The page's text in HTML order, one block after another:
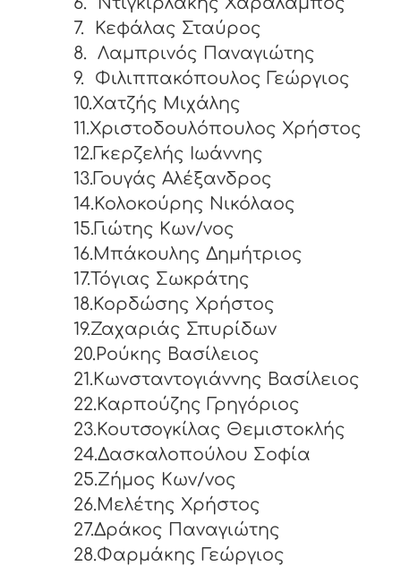
7.
Κεφάλας Σταύρος
8.
Λαμπρινός Παναγιώτης
9.
Φιλιππακόπουλος Γεώργιος
10.Χατζής Μιχάλης
11.Χριστοδουλόπουλος Χρήστος
12.Γκερζελής Ιωάννης
13.Γουγάς Αλέξανδρος
14.Κολοκούρης Νικόλαος
15.Γιώτης Κων/νος
16.Μπάκουλης Δημήτριος
17.Τόγιας Σωκράτης
18.Κορδώσης Χρήστος
19.Ζαχαριάς Σπυρίδων
20.Ρούκης Βασίλειος
21.Κωνσταντογιάννης Βασίλειος
22.Καρπούζης Γρηγόριος
23.Κουτσογκίλας Θεμιστοκλής
24.Δασκαλοπούλου Σοφία
25.Ζήμος Κων/νος
26.Μελέτης Χρήστος
27.Δράκος Παναγιώτης
28.Φαρμάκης Γεώργιος